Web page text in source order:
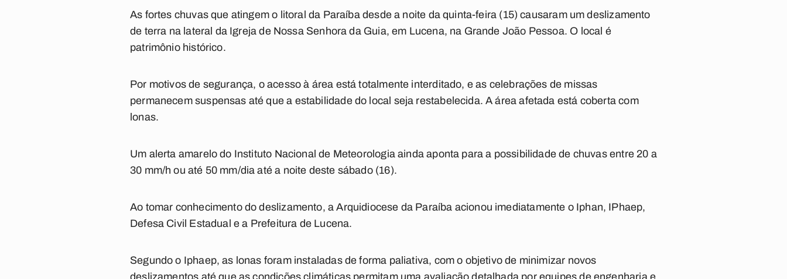
As fortes chuvas que atingem o litoral da Paraíba desde a noite da quinta-feira (15) causaram um deslizamento
de terra na lateral da Igreja de Nossa Senhora da Guia, em Lucena, na Grande João Pessoa. O local é
patrimônio histórico.
Por motivos de segurança, o acesso à área está totalmente interditado, e as celebrações de missas
permanecem suspensas até que a estabilidade do local seja restabelecida. A área afetada está coberta com
lonas.
Um alerta amarelo do Instituto Nacional de Meteorologia ainda aponta para a possibilidade de chuvas entre 20 a
30 mm/h ou até 50 mm/dia até a noite deste sábado (16).
Ao tomar conhecimento do deslizamento, a Arquidiocese da Paraíba acionou imediatamente o Iphan, IPhaep,
Defesa Civil Estadual e a Prefeitura de Lucena.
Segundo o Iphaep, as lonas foram instaladas de forma paliativa, com o objetivo de minimizar novos
deslizamentos até que as condições climáticas permitam uma avaliação detalhada por equipes de engenharia e